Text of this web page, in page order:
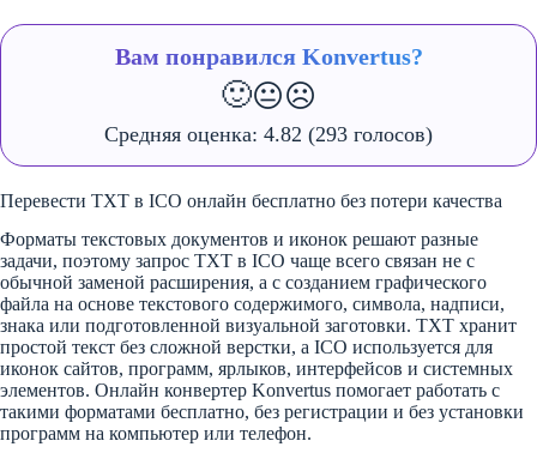
Вам понравился Konvertus?
🙂😐☹️
Средняя оценка: 4.82 (293 голосов)
Перевести TXT в ICO онлайн бесплатно без потери качества
Форматы текстовых документов и иконок решают разные
задачи, поэтому запрос TXT в ICO чаще всего связан не с
обычной заменой расширения, а с созданием графического
файла на основе текстового содержимого, символа, надписи,
знака или подготовленной визуальной заготовки. TXT хранит
простой текст без сложной верстки, а ICO используется для
иконок сайтов, программ, ярлыков, интерфейсов и системных
элементов. Онлайн конвертер Konvertus помогает работать с
такими форматами бесплатно, без регистрации и без установки
программ на компьютер или телефон.